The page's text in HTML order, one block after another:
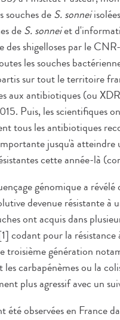
souches deS. sonnei
deS. sonneiet
des shigelloses par le
les souches
sur tout le territoire
aux antibiotiques (ou
Puis, les scientifiques
tous les antibiotiques
jusqu'à atteindre
cette année-là
génomique a
devenue résistante
ont acquis dans
codant pour la
troisième génération
les carbapénèmes ou la
plus agressif avec un
été observées en France